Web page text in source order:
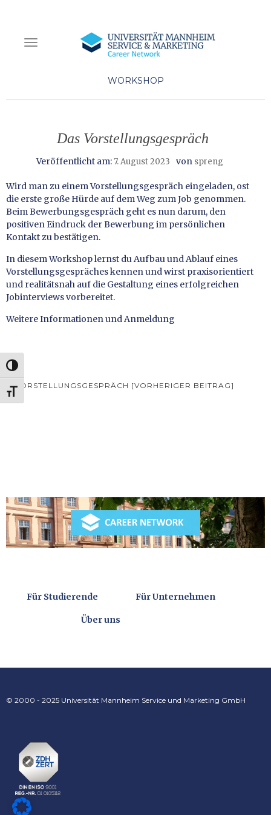
UMSCHALTEN AUF HOHE KONTRASTE
SCHRIFT VERGRÖSSERN
NAVIGATION EIN-/AUSSCHALTEN
WORKSHOP
Das Vorstellungsgespräch
Veröffentlicht am:7. August 2023 von spreng
Wird man zu einem Vorstellungsgespräch eingeladen, ost
die erste große Hürde auf dem Weg zum Job genommen.
Beim Bewerbungsgespräch geht es nun darum, den
positiven Eindruck der Bewerbung im persönlichen
Kontakt zu bestätigen.
In diesem Workshop lernst du Aufbau und Ablauf eines
Vorstellungsgespräches kennen und wirst praxisorientiert
und realitätsnah auf die Gestaltung eines erfolgreichen
Jobinterviews vorbereitet.
Weitere Informationen und Anmeldung
Beitrags-
Navigation
VORSTELLUNGSGESPRÄCH [VORHERIGER BEITRAG]
Für Studierende Für Unternehmen
Über uns
© 2000 - 2025 Universität Mannheim Service und Marketing GmbH